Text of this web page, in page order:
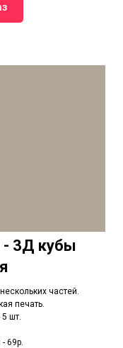
- 3Д кубы
частей.
печать.
шт.
- 69р.